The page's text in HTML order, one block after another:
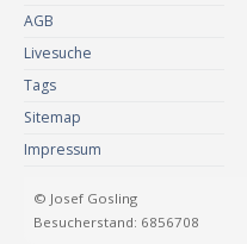
AGB
Livesuche
Tags
Sitemap
Impressum
© Josef Gosling
Besucherstand: 6856708